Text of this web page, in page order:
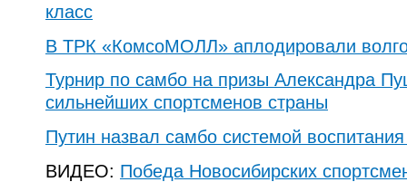
класс
В ТРК «КомсоМОЛЛ» аплодировали
Турнир по самбо на призы Александра
сильнейших спортсменов страны
Путин назвал самбо системой
ВИДЕО: Победа Новосибирских